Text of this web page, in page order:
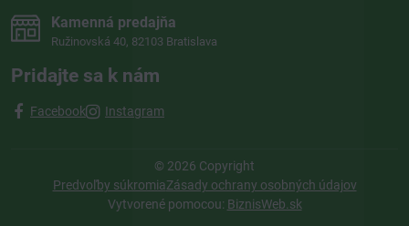
Kamenná predajňa
Ružinovská 40, 82103 Bratislava
Pridajte sa k nám
Facebook Instagram
© 2026 Copyright
Predvoľby súkromiaZásady ochrany osobných údajov
Vytvorené pomocou: BiznisWeb.sk